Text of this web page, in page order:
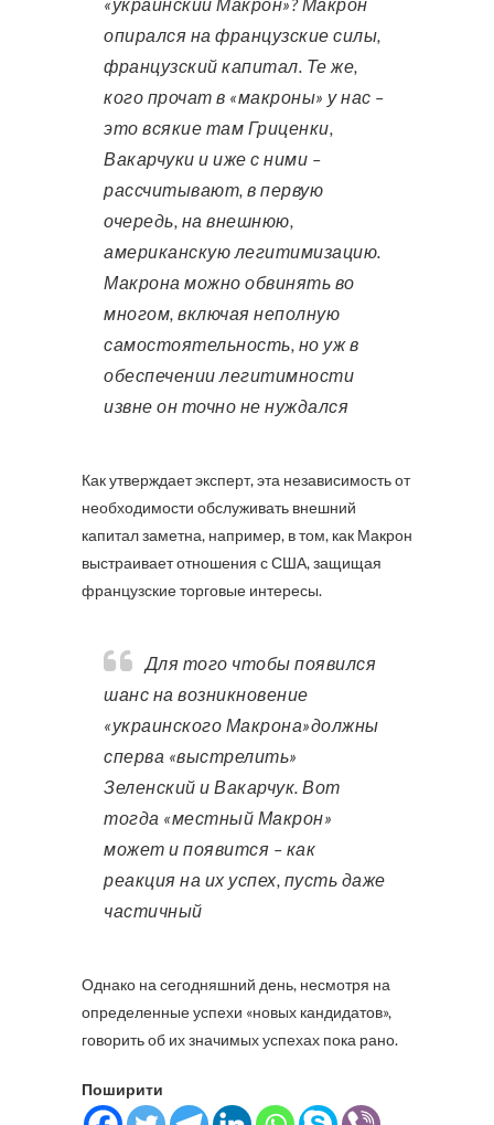
опирался на французские силы,
французский капитал. Те же,
кого прочат в «макроны» у нас –
это всякие там Гриценки,
Вакарчуки и иже с ними –
рассчитывают, в первую
очередь, на внешнюю,
американскую легитимизацию.
Макрона можно обвинять во
многом, включая неполную
самостоятельность, но уж в
обеспечении легитимности
извне он точно не нуждался
Как утверждает эксперт, эта независимость от
необходимости обслуживать внешний
капитал заметна, например, в том, как Макрон
выстраивает отношения с США, защищая
французские торговые интересы.
Для того чтобы появился
шанс на возникновение
«украинского Макрона»должны
сперва «выстрелить»
Зеленский и Вакарчук. Вот
тогда «местный Макрон»
может и появится – как
реакция на их успех, пусть даже
частичный
Однако на сегодняшний день, несмотря на
определенные успехи «новых кандидатов»,
говорить об их значимых успехах пока рано.
Поширити